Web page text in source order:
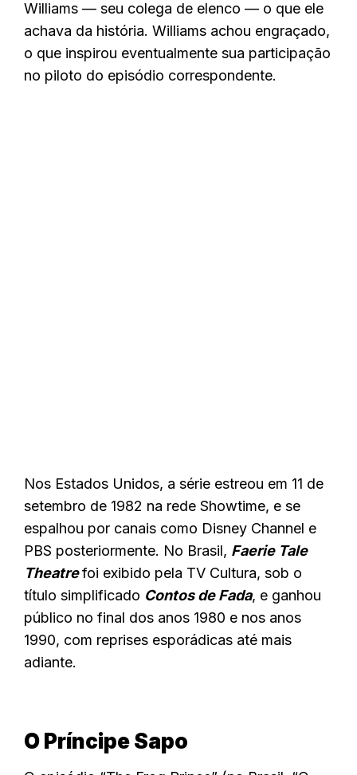
Williams — seu colega de elenco — o que ele
achava da história. Williams achou engraçado,
o que inspirou eventualmente sua participação
no piloto do episódio correspondente.
Nos Estados Unidos, a série estreou em 11 de
setembro de 1982 na rede Showtime, e se
espalhou por canais como Disney Channel e
PBS posteriormente. No Brasil, Faerie Tale
Theatrefoi exibido pela TV Cultura, sob o
título simplificado Contos de Fada, e ganhou
público no final dos anos 1980 e nos anos
1990, com reprises esporádicas até mais
adiante.
O Príncipe Sapo